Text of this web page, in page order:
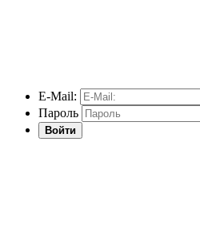
E-Mail:
Пароль
Войти